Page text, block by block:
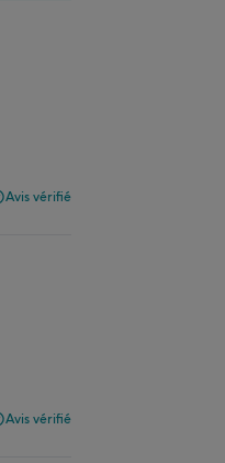
Avis vérifié
Avis vérifié